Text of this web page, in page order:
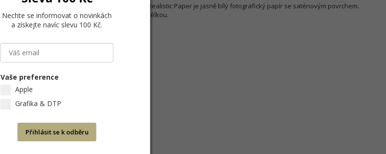
ILFORD OMNIJET Satin Photo Realistic Paper je jasně bílý fotografický papír se saténovým povrchem.
Dodává se v rolí s extrémní délkou.
Nechte se informovat o novinkách
a získejte navíc slevu 100 Kč.
Vaše preference
Apple
Grafika & DTP
Přihlásit se k odběru